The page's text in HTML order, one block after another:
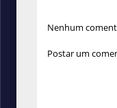
Nenhum
Postar um